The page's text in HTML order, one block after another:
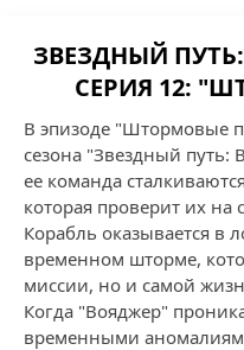
ЗВЕЗДНЫЙ
СЕРИЯ 12:
В эпизоде "Штормовые
сезона "Звездный путь:
ее команда
которая проверит их на
Корабль оказывается в
временном шторме,
миссии, но и самой
Когда "Вояджер"
временными